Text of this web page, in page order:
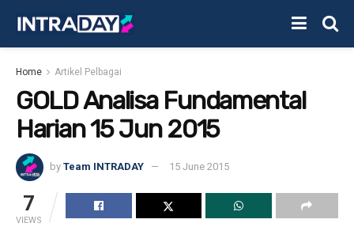
Home Artikel Pelbagai
GOLD Analisa Fundamental
Harian 15 Jun 2015
by Team INTRADAY 15 June 2015
7
VIEWS